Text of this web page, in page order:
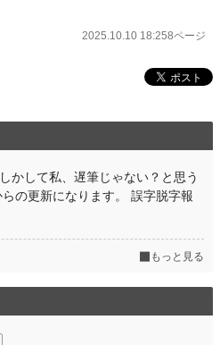
2025.10.10 18:258ページ
かして私、遅筆じゃない？と思う
の更新になります。 誤字脱字報
もっと見る